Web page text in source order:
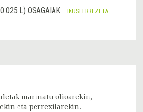
L) OSAGAIAK IKUSI ERREZETA
marinatu olioarekin,
eta perrexilarekin.